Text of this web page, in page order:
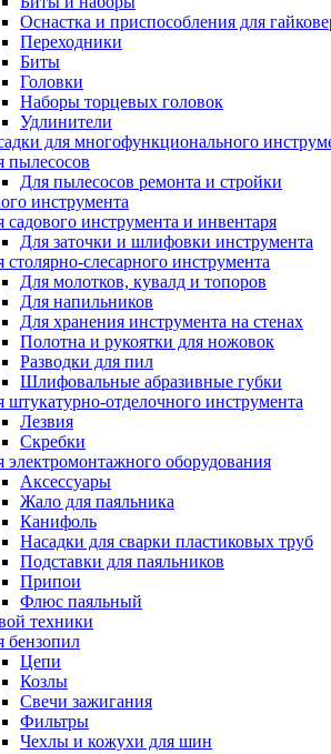
Оснастка и приспособления для
Переходники
Биты
Головки
Наборы торцевых головок
Удлинители
для многофункционального
пылесосов
Для пылесосов ремонта и стройки
инструмента
садового инструмента и инвентаря
Для заточки и шлифовки инструмента
столярно-слесарного инструмента
Для молотков, кувалд и топоров
Для напильников
Для хранения инструмента на стенах
Полотна и рукоятки для ножовок
Разводки для пил
Шлифовальные абразивные губки
штукатурно-отделочного инструмента
Лезвия
Скребки
электромонтажного оборудования
Аксессуары
Жало для паяльника
Канифоль
Насадки для сварки пластиковых труб
Подставки для паяльников
Припои
Флюс паяльный
техники
бензопил
Цепи
Козлы
Свечи зажигания
Фильтры
Чехлы и кожухи для шин